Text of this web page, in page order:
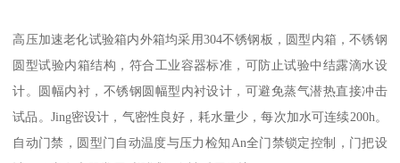
高压加速老化试验箱内外箱均采用304不锈钢板，圆型内箱，不锈钢
圆型试验内箱结构，符合工业容器标准，可防止试验中结露滴水设
计。圆幅内衬，不锈钢圆幅型内衬设计，可避免蒸气潜热直接冲击
试品。Jing密设计，气密性良好，耗水量少，每次加水可连续200h。
自动门禁，圆型门自动温度与压力检知An全门禁锁定控制，门把设